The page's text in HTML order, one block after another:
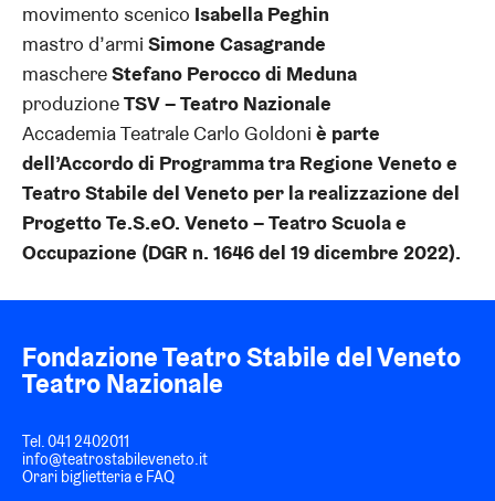
movimento scenico Isabella Peghin
mastro d’armi Simone Casagrande
maschereStefano Perocco di Meduna
produzioneTSV – Teatro Nazionale
Accademia Teatrale Carlo Goldoni è parte
dell’Accordo di Programma tra Regione Veneto e
Teatro Stabile del Veneto per la realizzazione del
Progetto Te.S.eO. Veneto – Teatro Scuola e
Occupazione (DGR n. 1646 del 19 dicembre 2022).
Fondazione Teatro Stabile del Veneto
Teatro Nazionale
Tel.041 2402011
info@teatrostabileveneto.it
Orari biglietteria e FAQ